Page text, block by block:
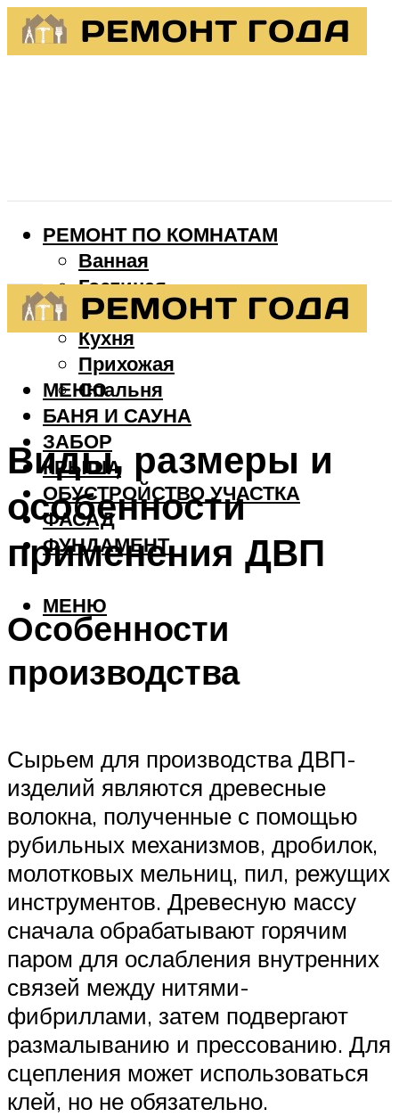
РЕМОНТ ПО КОМНАТАМ
Ванная
Гостиная
Детская
Кухня
Прихожая
Спальня
БАНЯ И САУНА
ЗАБОР
КРЫША
ОБУСТРОЙСТВО УЧАСТКА
ФАСАД
ФУНДАМЕНТ
МЕНЮ
МЕНЮ
Виды, размеры и
особенности
применения ДВП
Особенности
производства
Сырьем для производства ДВП-
изделий являются древесные
волокна, полученные с помощью
рубильных механизмов, дробилок,
молотковых мельниц, пил, режущих
инструментов. Древесную массу
сначала обрабатывают горячим
паром для ослабления внутренних
связей между нитями-
фибриллами, затем подвергают
размалыванию и прессованию. Для
сцепления может использоваться
клей, но не обязательно.